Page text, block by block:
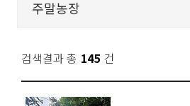
검색결과 총 145 건